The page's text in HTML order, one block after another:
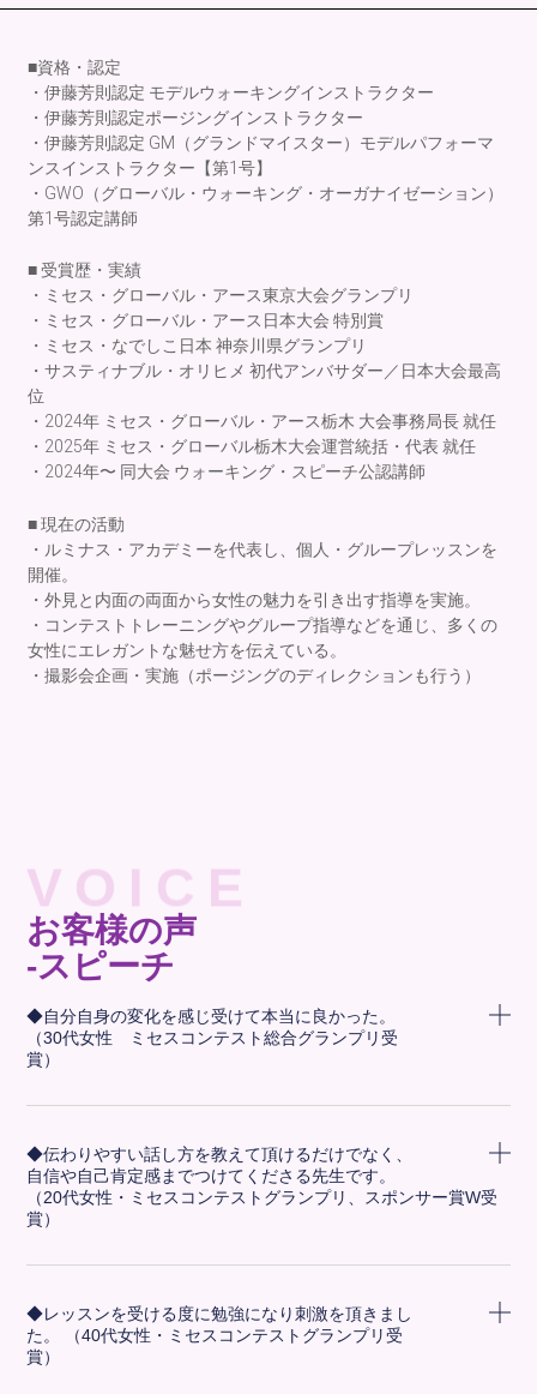
■資格・認定
・伊藤芳則認定 モデルウォーキングインストラクター
・伊藤芳則認定ポージングインストラクター
・伊藤芳則認定 GM（グランドマイスター）モデルパフォーマ
ンスインストラクター【第1号】
・GWO（グローバル・ウォーキング・オーガナイゼーション）
第1号認定講師
■ 受賞歴・実績
・ミセス・グローバル・アース東京大会グランプリ
・ミセス・グローバル・アース日本大会 特別賞
・ミセス・なでしこ日本 神奈川県グランプリ
・サスティナブル・オリヒメ 初代アンバサダー／日本大会最高
位
・2024年 ミセス・グローバル・アース栃木 大会事務局長 就任
・2025年 ミセス・グローバル栃木大会運営統括・代表 就任
・2024年〜 同大会 ウォーキング・スピーチ公認講師
■ 現在の活動
・ルミナス・アカデミーを代表し、個人・グループレッスンを
開催。
・外見と内面の両面から女性の魅力を引き出す指導を実施。
・コンテストトレーニングやグループ指導などを通じ、多くの
女性にエレガントな魅せ方を伝えている。
・撮影会企画・実施（ポージングのディレクションも行う）
VOICE
お客様の声
-スピーチ
◆自分自身の変化を感じ受けて本当に良かった。
（30代女性 ミセスコンテスト総合グランプリ受
賞）
◆伝わりやすい話し方を教えて頂けるだけでなく、
自信や自己肯定感までつけてくださる先生です。
（20代女性・ミセスコンテストグランプリ、スポンサー賞W受
賞）
◆レッスンを受ける度に勉強になり刺激を頂きまし
た。 （40代女性・ミセスコンテストグランプリ受
賞）